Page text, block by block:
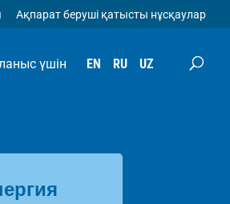
Ақпарат беруші қатысты нұсқаулар
үшін EN RU UZ